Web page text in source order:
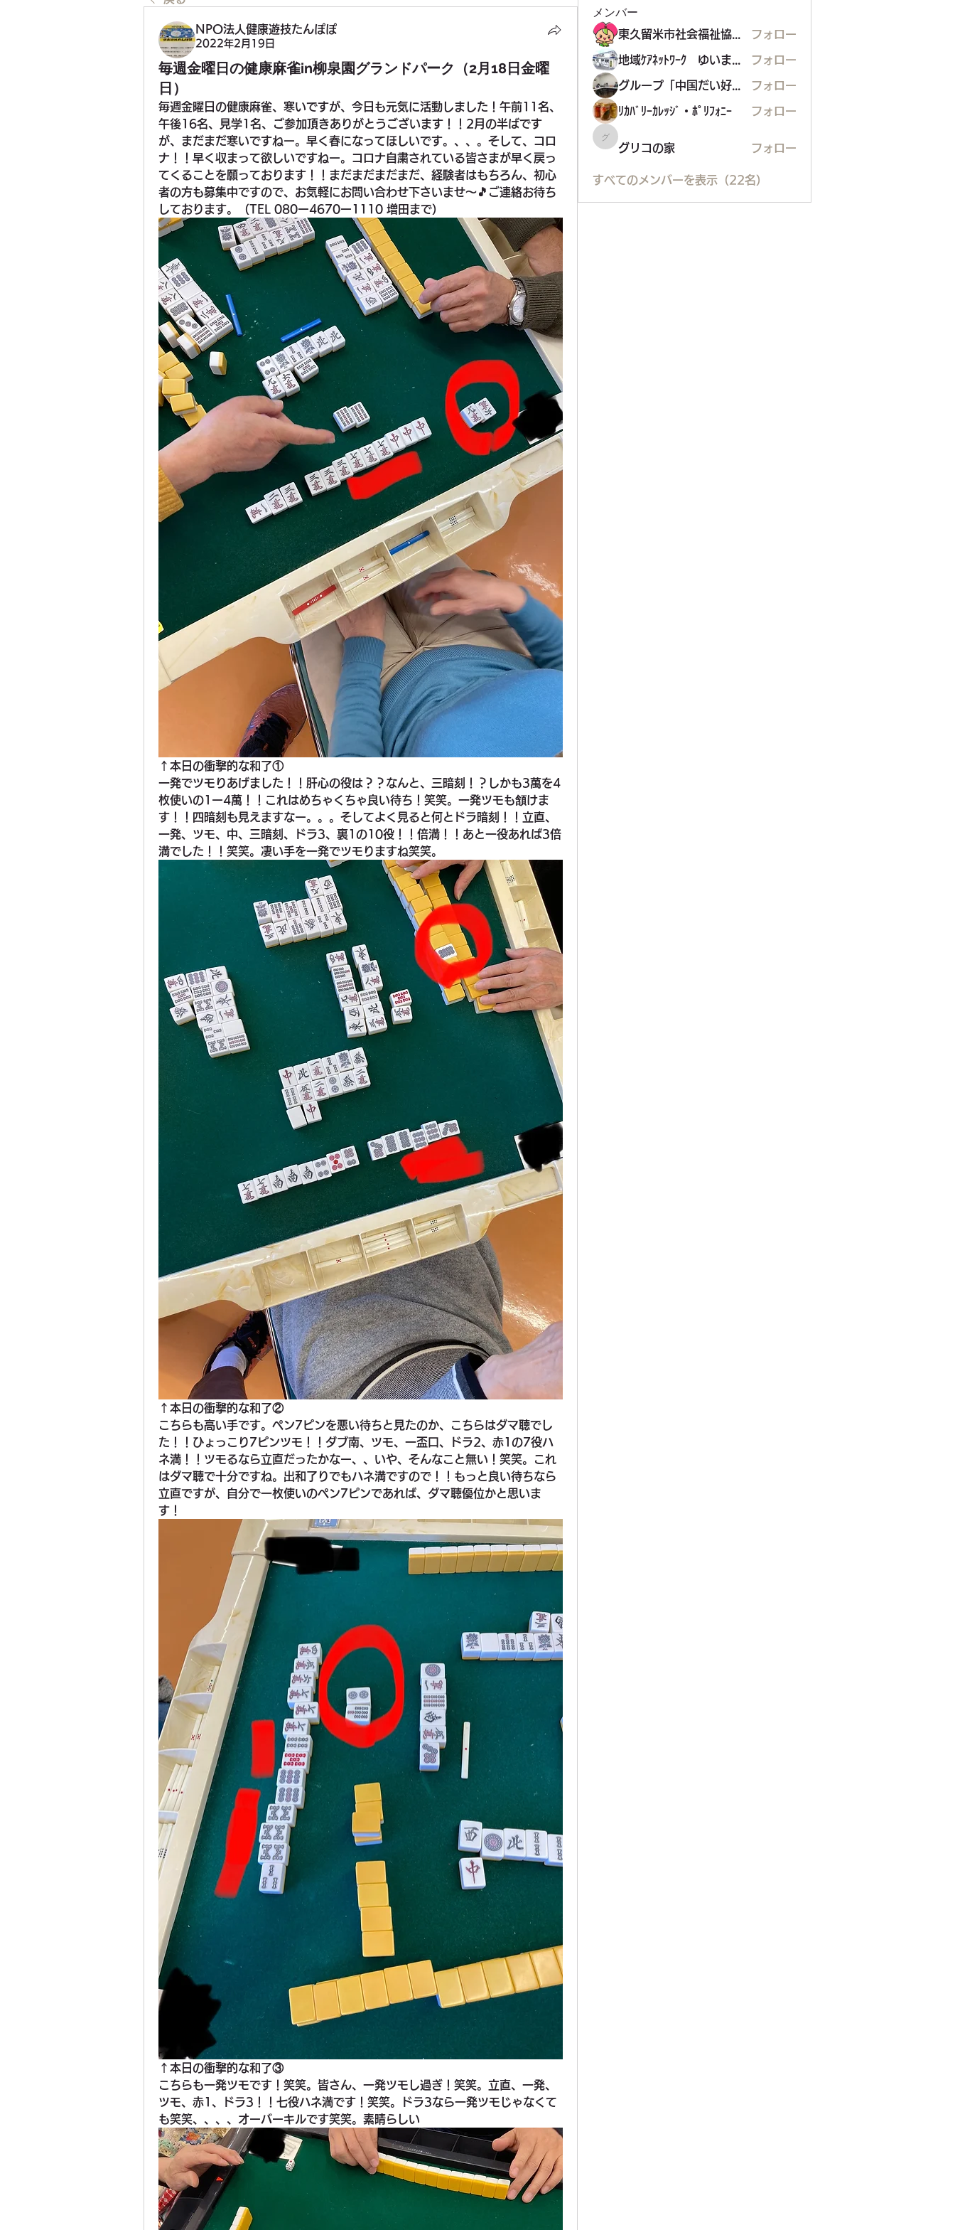
NPO法人健康遊技たんぽぽ
2022年2月19日
毎週金曜日の健康麻雀in柳泉園グランドパーク（2月18日金曜
日）
毎週金曜日の健康麻雀、寒いですが、今日も元気に活動しました！午前11名、
午後16名、見学1名、ご参加頂きありがとうございます！！2月の半ばです
が、まだまだ寒いですねー。早く春になってほしいです。、、。そして、コロ
ナ！！早く収まって欲しいですねー。コロナ自粛されている皆さまが早く戻っ
てくることを願っております！！まだまだまだまだ、経験者はもちろん、初心
者の方も募集中ですので、お気軽にお問い合わせ下さいませ〜🎵ご連絡お待ち
しております。（TEL 080ー4670ー1110 増田まで）
↑本日の衝撃的な和了①
一発でツモりあげました！！肝心の役は？？なんと、三暗刻！？しかも3萬を4
枚使いの1ー4萬！！これはめちゃくちゃ良い待ち！笑笑。一発ツモも頷けま
す！！四暗刻も見えますなー。。。そしてよく見ると何とドラ暗刻！！立直、
一発、ツモ、中、三暗刻、ドラ3、裏1の10役！！倍満！！あと一役あれば3倍
満でした！！笑笑。凄い手を一発でツモりますね笑笑。
↑本日の衝撃的な和了②
こちらも高い手です。ペン7ピンを悪い待ちと見たのか、こちらはダマ聴でし
た！！ひょっこり7ピンツモ！！ダブ南、ツモ、一盃口、ドラ2、赤1の7役ハ
ネ満！！ツモるなら立直だったかなー、、いや、そんなこと無い！笑笑。これ
はダマ聴で十分ですね。出和了りでもハネ満ですので！！もっと良い待ちなら
立直ですが、自分で一枚使いのペン7ピンであれば、ダマ聴優位かと思いま
す！
↑本日の衝撃的な和了③
こちらも一発ツモです！笑笑。皆さん、一発ツモし過ぎ！笑笑。立直、一発、
ツモ、赤1、ドラ3！！七役ハネ満です！笑笑。ドラ3なら一発ツモじゃなくて
も笑笑、、、、オーバーキルです笑笑。素晴らしい
メンバー
東久留米市社会福祉協議会 フォロー
フォロー
グループ「中国だい好き」 フォロー
ﾘｶﾊﾞﾘｰｶﾚｯｼﾞ・ﾎﾟﾘﾌｫﾆｰ フォロー
グリコの家
グリコの家 フォロー
すべてのメンバーを表示（22名）